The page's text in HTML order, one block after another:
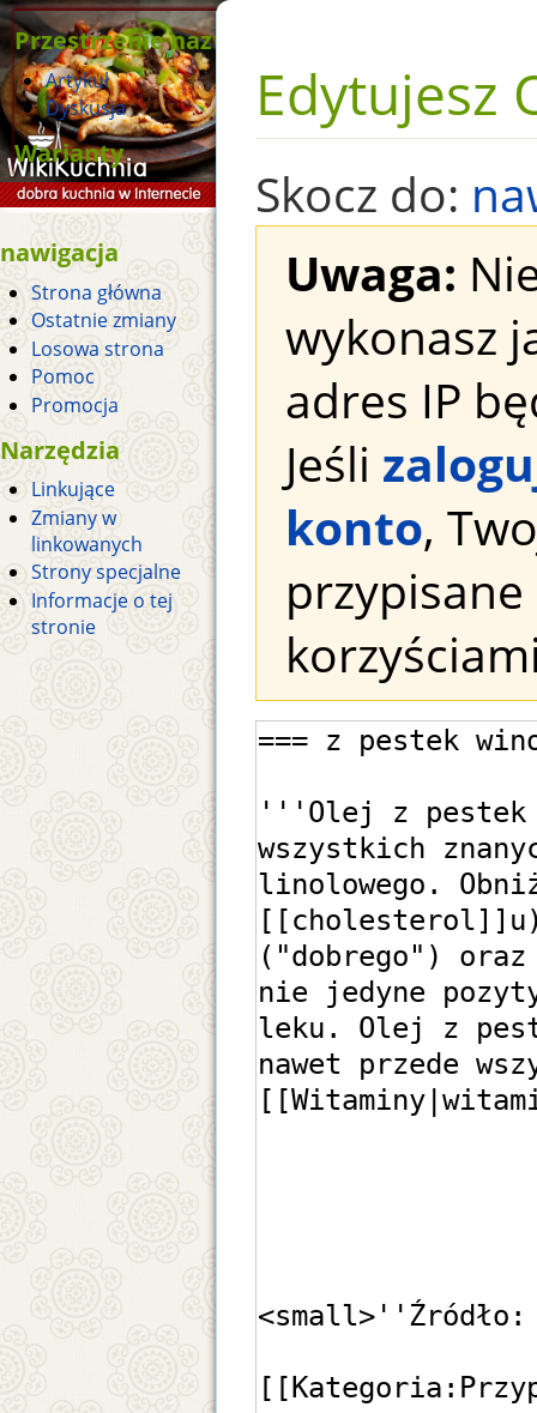
Edytujesz
Skocz do:
Uwaga:
wykonasz
adres IP
Jeśli
konto,
Przestrzenie nazw
Artykuł
Dyskusja
Warianty
nawigacja
Strona główna
Ostatnie zmiany
Losowa strona
Pomoc
Promocja
Narzędzia
Linkujące
Zmiany w
linkowanych
Strony specjalne
Informacje o tej
stronie